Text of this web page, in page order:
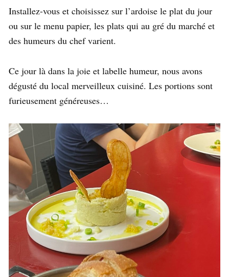
Installez-vous et choisissez sur l’ardoise le plat du jour
ou sur le menu papier, les plats qui au gré du marché et
des humeurs du chef varient.
Ce jour là dans la joie et labelle humeur, nous avons
dégusté du local merveilleux cuisiné. Les portions sont
furieusement généreuses…